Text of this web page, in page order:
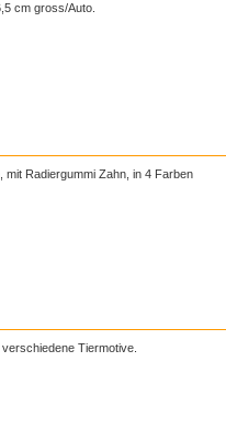
cm gross/Auto.
mit Radiergummi Zahn, in 4 Farben
Tiermotive.